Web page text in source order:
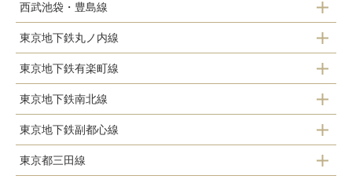
大塚駅
駒込駅
池袋駅
北池袋駅
下板橋駅
西武池袋・豊島線
池袋駅
椎名町駅
東長崎駅
東京地下鉄丸ノ内線
池袋駅
東京地下鉄有楽町線
千川駅
要町駅
池袋駅
東京地下鉄南北線
駒込駅
東京地下鉄副都心線
千川駅
東京都三田線